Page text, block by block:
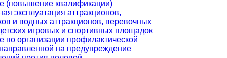
(повышение квалификации)
эксплуатация аттракционов,
и водных аттракционов, веревочных
игровых и спортивных площадок
по организации профилактической
на предупреждение